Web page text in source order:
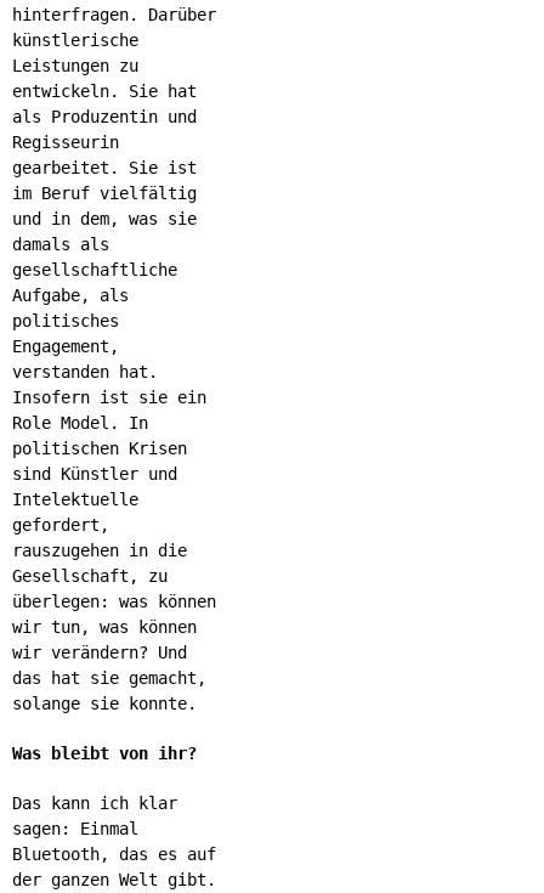
hinterfragen. Darüber
künstlerische
Leistungen zu
entwickeln. Sie hat
als Produzentin und
Regisseurin
gearbeitet. Sie ist
im Beruf vielfältig
und in dem, was sie
damals als
gesellschaftliche
Aufgabe, als
politisches
Engagement,
verstanden hat.
Insofern ist sie ein
Role Model. In
politischen Krisen
sind Künstler und
Intelektuelle
gefordert,
rauszugehen in die
Gesellschaft, zu
überlegen: was können
wir tun, was können
wir verändern? Und
das hat sie gemacht,
solange sie konnte.
Was bleibt von ihr?
Das kann ich klar
sagen: Einmal
Bluetooth, das es auf
der ganzen Welt gibt.